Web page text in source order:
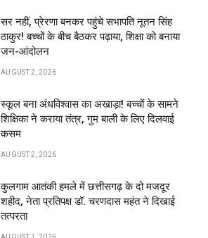
सर नहीं, प्रेरणा बनकर पहुंचे सभापति नूतन सिंह
ठाकुर! बच्चों के बीच बैठकर पढ़ाया, शिक्षा को बनाया
जन-आंदोलन
AUGUST 2, 2026
स्कूल बना अंधविश्वास का अखाड़ा! बच्चों के सामने
शिक्षिका ने कराया तंत्र, गुम बाली के लिए दिलवाई
कसम
AUGUST 2, 2026
कुलगाम आतंकी हमले में छत्तीसगढ़ के दो मजदूर
शहीद, नेता प्रतिपक्ष डॉ. चरणदास महंत ने दिखाई
तत्परता